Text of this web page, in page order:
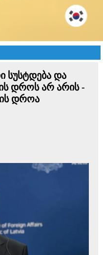
სუსტდება და
დროს არ არის -
დროა